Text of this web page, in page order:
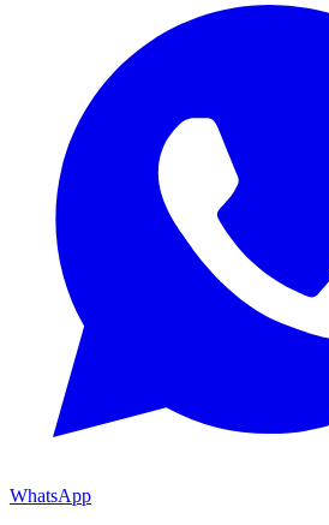
WhatsApp